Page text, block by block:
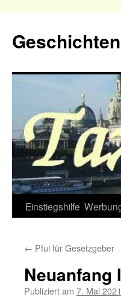
Zum
springen
Einstiegshilfe
← Pfui für Gesetzgeber
Neuanfang
Publiziert am 7. Mai 2021